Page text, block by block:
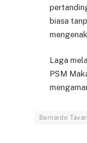
biasa
Laga
PSM
Bernardo